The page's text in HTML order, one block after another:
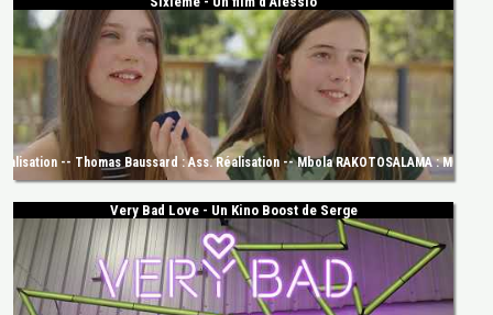
-- Thomas Baussard : Ass. Réalisation -- Mbola RAKOTOSALAMA :
Very Bad Love - Un Kino Boost de Serge